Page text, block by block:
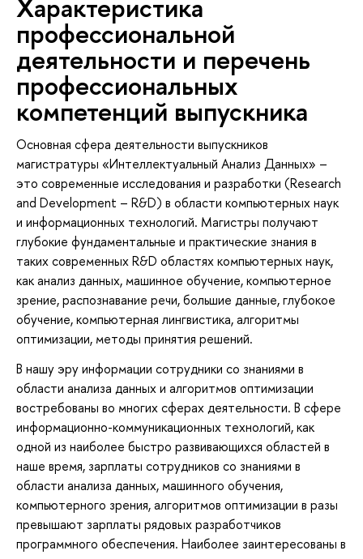
Характеристика
профессиональной
деятельности и перечень
профессиональных
компетенций выпускника
Основная сфера деятельности выпускников
магистратуры «Интеллектуальный Анализ Данных» –
это современные исследования и разработки (Research
and Development – R&D) в области компьютерных наук
и информационных технологий. Магистры получают
глубокие фундаментальные и практические знания в
таких современных R&D областях компьютерных наук,
как анализ данных, машинное обучение, компьютерное
зрение, распознавание речи, большие данные, глубокое
обучение, компьютерная лингвистика, алгоритмы
оптимизации, методы принятия решений.
В нашу эру информации сотрудники со знаниями в
области анализа данных и алгоритмов оптимизации
востребованы во многих сферах деятельности. В сфере
информационно-коммуникационных технологий, как
одной из наиболее быстро развивающихся областей в
наше время, зарплаты сотрудников со знаниями в
области анализа данных, машинного обучения,
компьютерного зрения, алгоритмов оптимизации в разы
превышают зарплаты рядовых разработчиков
программного обеспечения. Наиболее заинтересованы в